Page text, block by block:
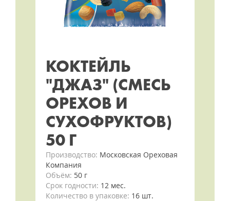
КОКТЕЙЛЬ
"ДЖАЗ" (СМЕСЬ
ОРЕХОВ И
СУХОФРУКТОВ)
50 Г
Производство: Московская Ореховая
Компания
Объём: 50 г
Срок годности: 12 мес.
Количество в упаковке: 16 шт.